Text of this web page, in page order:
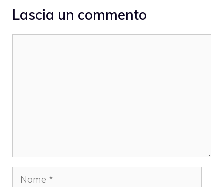
Lascia un commento
Nome